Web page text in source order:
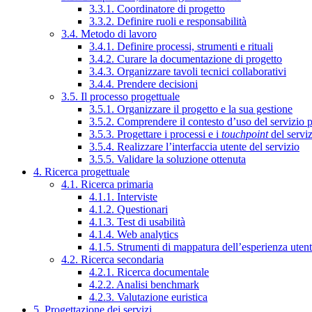
3.3.1. Coordinatore di progetto
3.3.2. Definire ruoli e responsabilità
3.4. Metodo di lavoro
3.4.1. Definire processi, strumenti e rituali
3.4.2. Curare la documentazione di progetto
3.4.3. Organizzare tavoli tecnici collaborativi
3.4.4. Prendere decisioni
3.5. Il processo progettuale
3.5.1. Organizzare il progetto e la sua gestione
3.5.2. Comprendere il contesto d’uso del servizio
3.5.3. Progettare i processi e i touchpointdel
3.5.4. Realizzare l’interfaccia utente del servizio
3.5.5. Validare la soluzione ottenuta
4. Ricerca progettuale
4.1. Ricerca primaria
4.1.1. Interviste
4.1.2. Questionari
4.1.3. Test di usabilità
4.1.4. Web analytics
4.1.5. Strumenti di mappatura dell’esperienza
4.2. Ricerca secondaria
4.2.1. Ricerca documentale
4.2.2. Analisi benchmark
4.2.3. Valutazione euristica
5. Progettazione dei servizi